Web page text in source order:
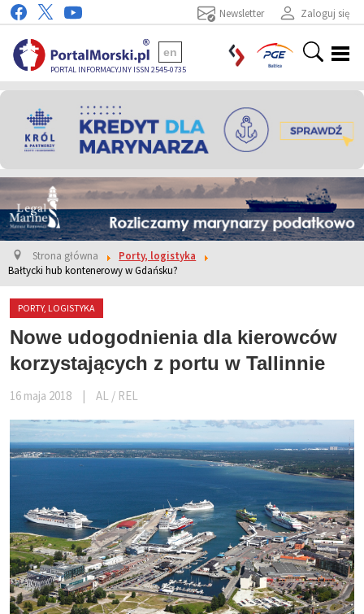
Zaloguj się
Newsletter
PORTAL INFORMACYJNY ISSN 2545-0735
en
Strona główna
Porty, logistyka
Bałtycki hub kontenerowy w Gdańsku?
PORTY, LOGISTYKA
Nowe udogodnienia dla kierowców
korzystających z portu w Tallinnie
16 maja 2018 AL / REL